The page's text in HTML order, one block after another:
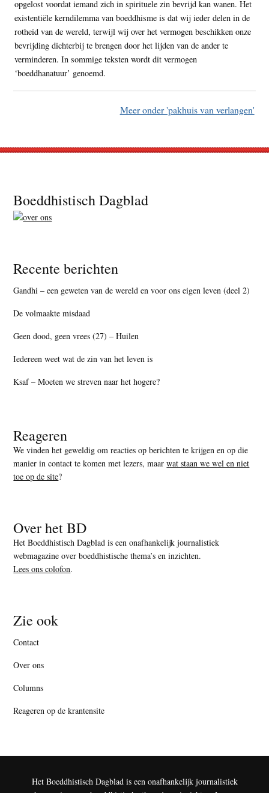
opgelost voordat iemand zich in spirituele zin bevrijd kan wanen. Het
existentiële kerndilemma van boeddhisme is dat wij ieder delen in de
rotheid van de wereld, terwijl wij over het vermogen beschikken onze
bevrijding dichterbij te brengen door het lijden van de ander te
verminderen. In sommige teksten wordt dit vermogen
‘boeddhanatuur’ genoemd.
Meer onder 'pakhuis van verlangen'
Footer
Boeddhistisch Dagblad
Recente berichten
Gandhi – een geweten van de wereld en voor ons eigen leven (deel 2)
De volmaakte misdaad
Geen dood, geen vrees (27) – Huilen
Iedereen weet wat de zin van het leven is
Ksaf – Moeten we streven naar het hogere?
Reageren
We vinden het geweldig om reacties op berichten te krijgen en op die
manier in contact te komen met lezers, maarwat staan we wel en niet
toe op de site?
Over het BD
Het Boeddhistisch Dagblad is een onafhankelijk journalistiek
webmagazine over boeddhistische thema’s en inzichten.
Lees ons colofon.
Zie ook
Contact
Over ons
Columns
Reageren op de krantensite
Het Boeddhistisch Dagblad is een onafhankelijk journalistiek